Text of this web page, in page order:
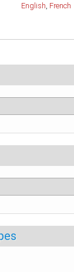
English, French